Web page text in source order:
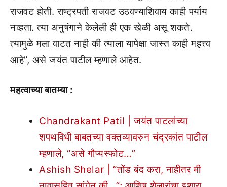
राजवट होती. राष्ट्रपती राजवट उठवण्याशिवाय काही पर्याय
नव्हता. त्या अनुषंगाने केलेली ही एक खेळी असू शकते.
त्यामुळे मला वाटत नाही की त्याला यापेक्षा जास्त काही महत्त्व
आहे”, असे जयंत पाटील म्हणाले आहेत.
महत्वाच्या बातम्या :
Chandrakant Patil | जयंत पाटलांच्या
शपथविधी बाबतच्या वक्तव्यावरुन चंद्रकांत पाटील
म्हणाले, “असे गौप्यस्फोट…”
Ashish Shelar | “तोंड बंद करा, नाहीतर मी